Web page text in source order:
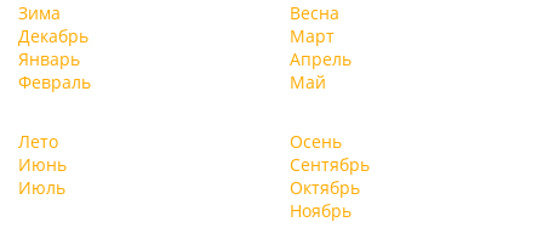
Зима
Декабрь
Январь
Февраль
Весна
Март
Апрель
Май
Лето
Июнь
Июль
Осень
Сентябрь
Октябрь
Ноябрь